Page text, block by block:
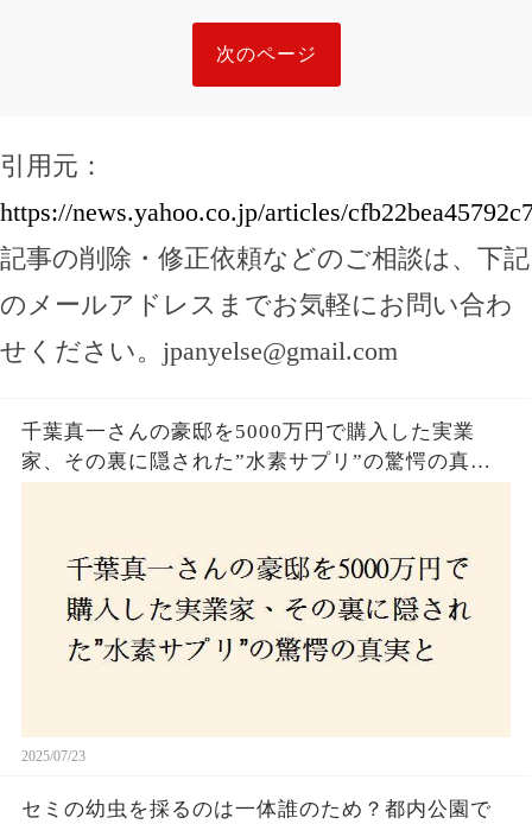
次のページ
引用元：
https://news.yahoo.co.jp/articles/
記事の削除・修正依頼などのご相談は、下記
のメールアドレスまでお気軽にお問い合わ
せください。 jpanyelse@gmail.com
千葉真一さんの豪邸を5000万円で購入した実業
家、その裏に隠された”水素サプリ”の驚愕の真実
2025/07/23
セミの幼虫を採るのは一体誰のため？都内公園で